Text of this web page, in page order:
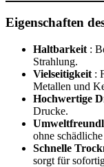
Eigenschaften
Haltbarkeit :
Strahlung.
Vielseitigkeit :
Metallen und
Hochwertige
Drucke.
ohne
Schnelle
sorgt für